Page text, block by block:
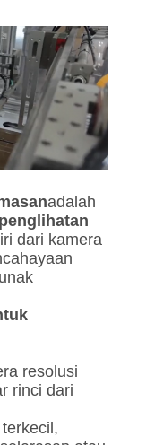
adalah
dari kamera
resolusi
rinci dari